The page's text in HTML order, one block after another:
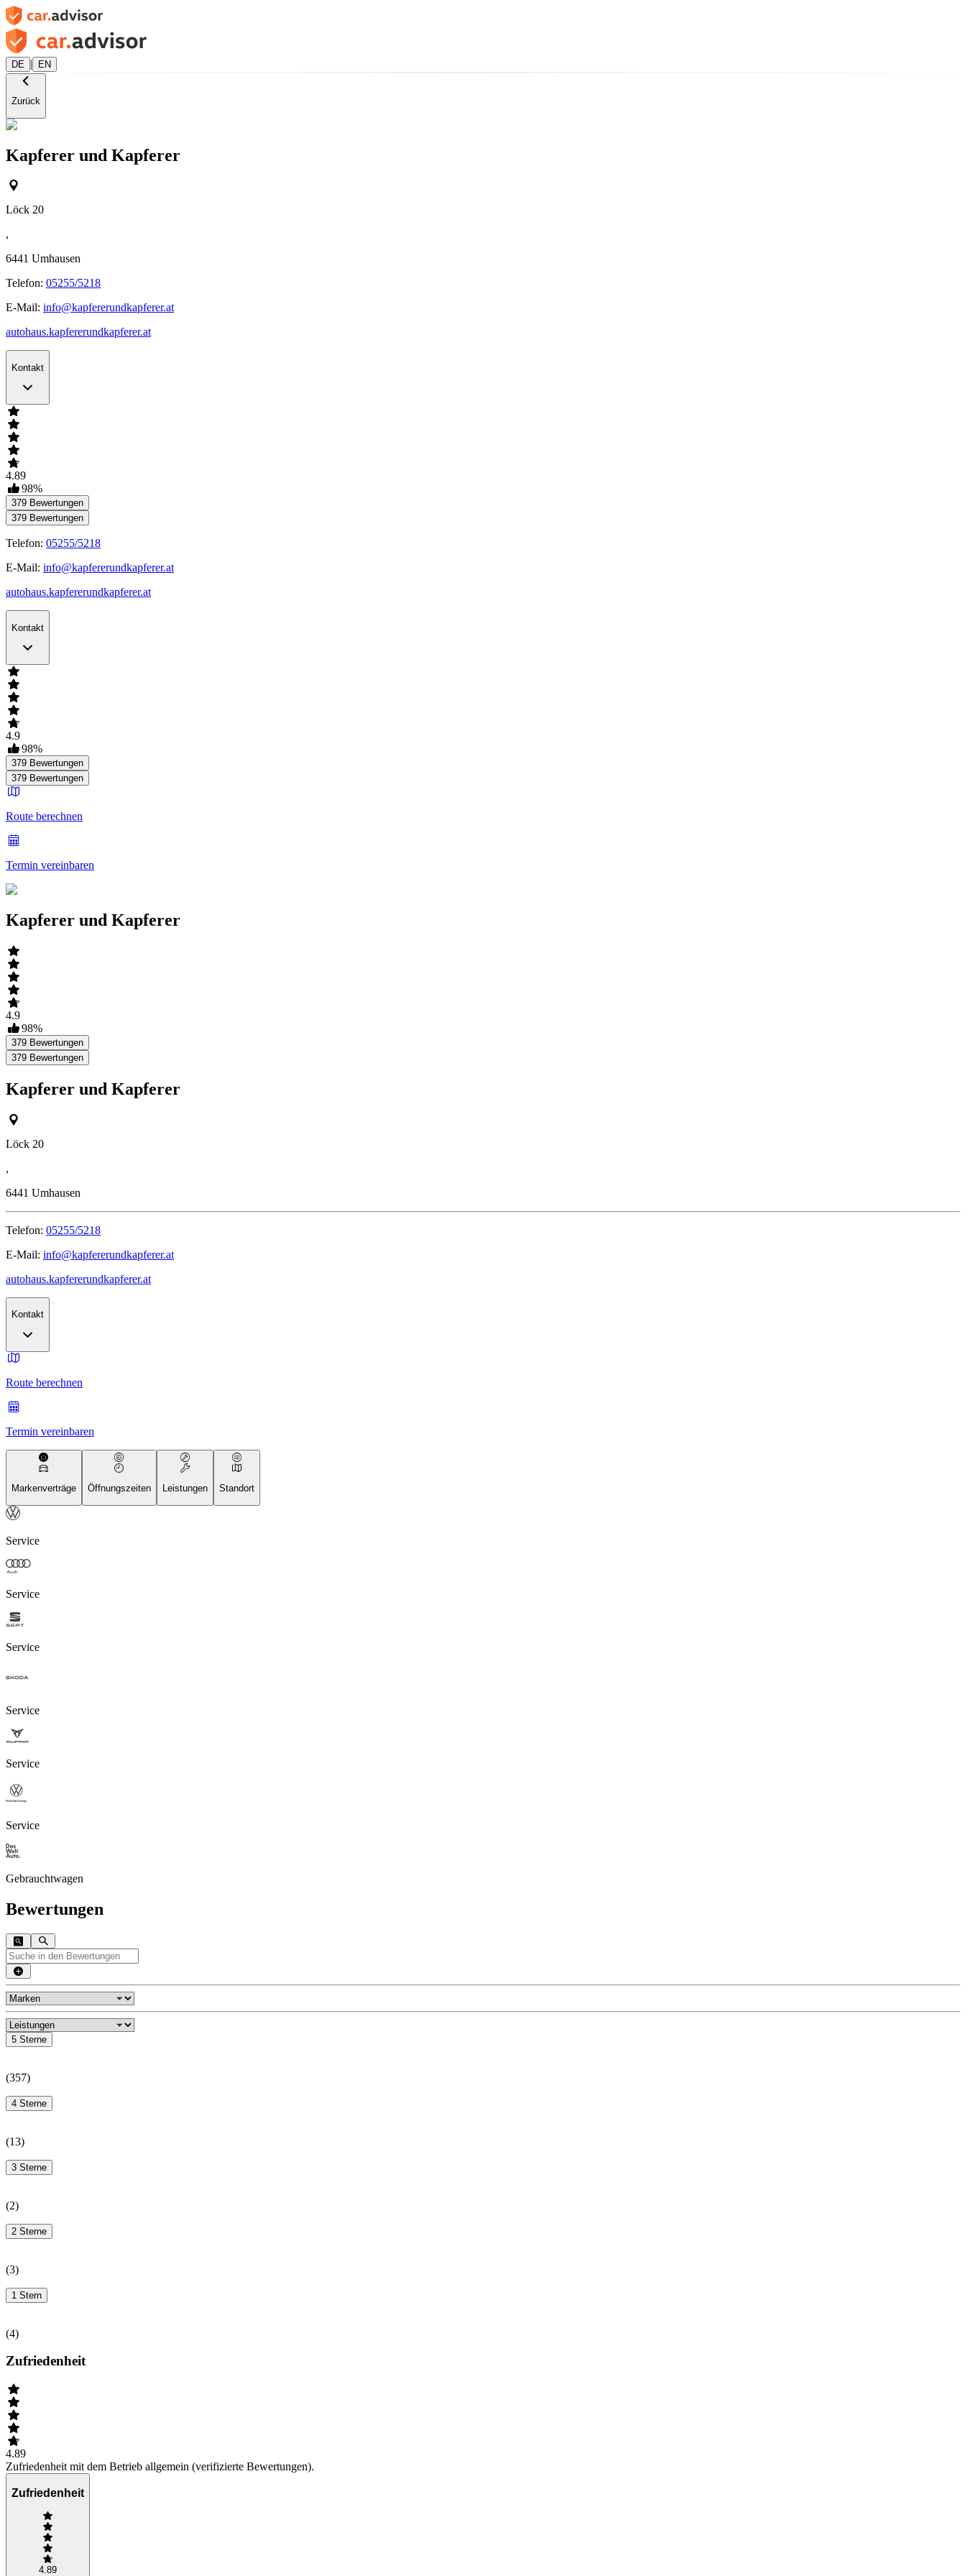
DE | EN
Zurück
Kapferer und Kapferer
Löck 20
,
6441 Umhausen
Telefon: 05255/5218
E-Mail: info@kapfererundkapferer.at
autohaus.kapfererundkapferer.at
Kontakt
4.89
98%
379 Bewertungen
379 Bewertungen
Telefon: 05255/5218
E-Mail: info@kapfererundkapferer.at
autohaus.kapfererundkapferer.at
Kontakt
4.9
98%
379 Bewertungen
379 Bewertungen
Route berechnen
Termin vereinbaren
Kapferer und Kapferer
4.9
98%
379 Bewertungen
379 Bewertungen
Kapferer und Kapferer
Löck 20
,
6441 Umhausen
Telefon: 05255/5218
E-Mail: info@kapfererundkapferer.at
autohaus.kapfererundkapferer.at
Kontakt
Route berechnen
Termin vereinbaren
Markenverträge Öffnungszeiten Leistungen Standort
Service
Service
Service
Service
Service
Service
Gebrauchtwagen
Bewertungen
5 Sterne
(357)
4 Sterne
(13)
3 Sterne
(2)
2 Sterne
(3)
1 Stern
(4)
Zufriedenheit
4.89
Zufriedenheit mit dem Betrieb allgemein (verifizierte Bewertungen).
Zufriedenheit
4.89